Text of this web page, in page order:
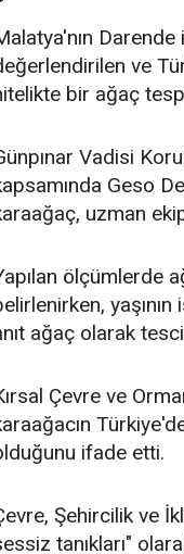
Darende
ve
bir ağaç
Vadisi
Geso
uzman
ölçümlerde
ağaç olarak
Çevre ve
ifade etti.
Şehircilik ve
tanıkları"